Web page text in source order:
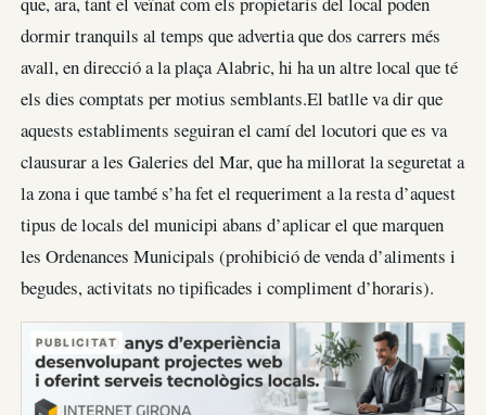
dormir tranquils al temps que advertia que dos carrers més
avall, en direcció a la plaça Alabric, hi ha un altre local que té
els dies comptats per motius semblants.El batlle va dir que
aquests establiments seguiran el camí del locutori que es va
clausurar a les Galeries del Mar, que ha millorat la seguretat a
la zona i que també s’ha fet el requeriment a la resta d’aquest
tipus de locals del municipi abans d’aplicar el que marquen
les Ordenances Municipals (prohibició de venda d’aliments i
begudes, activitats no tipificades i compliment d’horaris).
PUBLICITAT